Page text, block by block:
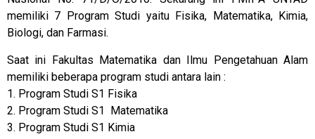
memiliki 7 Program Studi yaitu Fisika, Matematika, Kimia,
Biologi, dan Farmasi.
Saat ini Fakultas Matematika dan Ilmu Pengetahuan Alam
memiliki beberapa program studi antara lain :
1. Program Studi S1 Fisika
2. Program Studi S1 Matematika
3. Program Studi S1 Kimia